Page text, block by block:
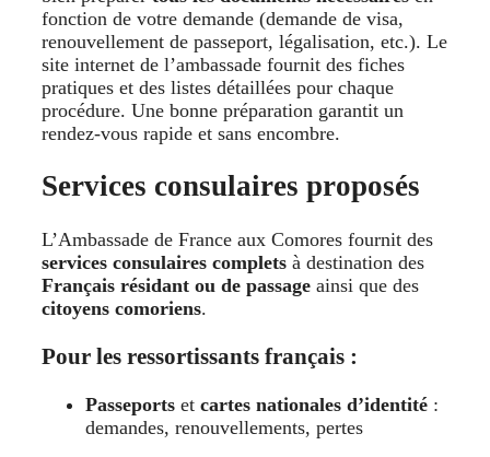
fonction de votre demande (demande de visa,
renouvellement de passeport, légalisation, etc.). Le
site internet de l’ambassade fournit des fiches
pratiques et des listes détaillées pour chaque
procédure. Une bonne préparation garantit un
rendez-vous rapide et sans encombre.
Services consulaires proposés
L’Ambassade de France aux Comores fournit des
services consulaires complets à destination des
Français résidant ou de passage ainsi que des
citoyens comoriens.
Pour les ressortissants français :
Passeports et cartes nationales d’identité :
demandes, renouvellements, pertes